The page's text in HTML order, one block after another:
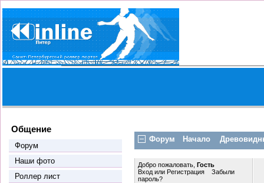
Общение
Форум
Наши фото
Роллер лист
Форум Начало
Добро пожаловать,Гость
Входили Регистрация
Забыли
пароль?